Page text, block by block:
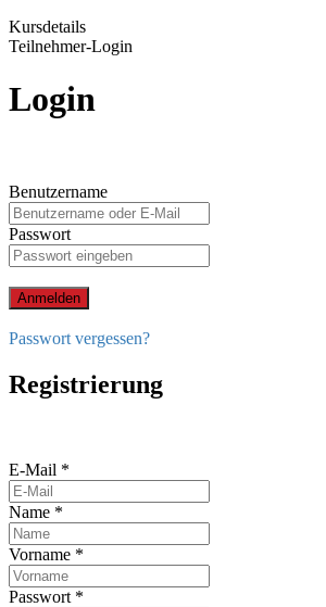
Kursdetails
Teilnehmer-Login
Login
Benutzername
Passwort
Anmelden
Passwort vergessen?
Registrierung
E-Mail *
Name *
Vorname *
Passwort *